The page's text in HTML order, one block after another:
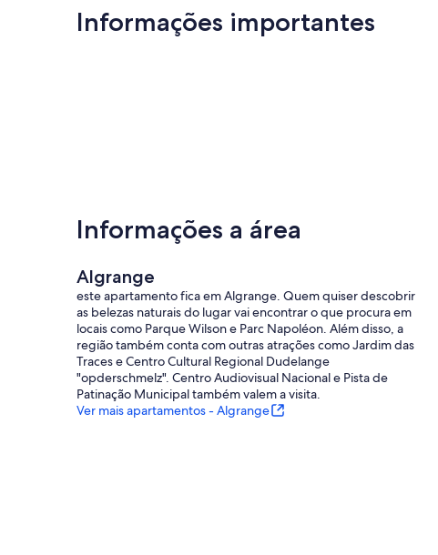
Informações importantes
Informações a área
Algrange
este apartamento fica em Algrange. Quem quiser descobrir
as belezas naturais do lugar vai encontrar o que procura em
locais como Parque Wilson e Parc Napoléon. Além disso, a
região também conta com outras atrações como Jardim das
Traces e Centro Cultural Regional Dudelange
"opderschmelz". Centro Audiovisual Nacional e Pista de
Patinação Municipal também valem a visita.
Ver mais apartamentos - Algrange